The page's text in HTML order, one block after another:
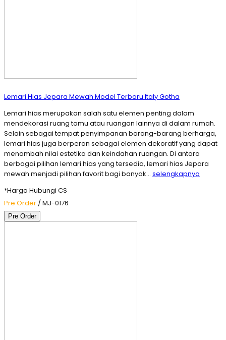
Lemari Hias Jepara Mewah Model Terbaru Italy Gotha
Lemari hias merupakan salah satu elemen penting dalam
mendekorasi ruang tamu atau ruangan lainnya di dalam rumah.
Selain sebagai tempat penyimpanan barang-barang berharga,
lemari hias juga berperan sebagai elemen dekoratif yang dapat
menambah nilai estetika dan keindahan ruangan. Di antara
berbagai pilihan lemari hias yang tersedia, lemari hias Jepara
mewah menjadi pilihan favorit bagi banyak… selengkapnya
*Harga Hubungi CS
Pre Order / MJ-0176
Pre Order